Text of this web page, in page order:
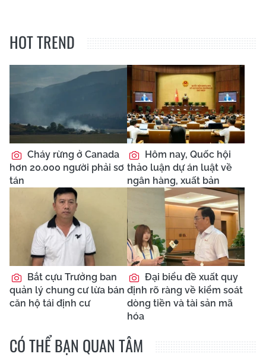
HOT TREND
Cháy rừng ở Canada
hơn 20.000 người phải sơ
tán
Hôm nay, Quốc hội
thảo luận dự án luật về
ngân hàng, xuất bản
Bắt cựu Trưởng ban
quản lý chung cư lừa bán
căn hộ tái định cư
Đại biểu đề xuất quy
định rõ ràng về kiểm soát
dòng tiền và tài sản mã
hóa
CÓ THỂ BẠN QUAN TÂM